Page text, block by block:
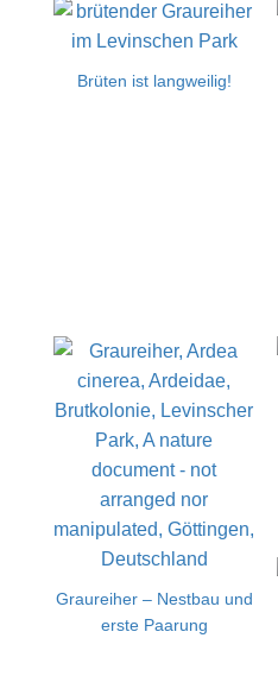
Brüten ist langweilig!
Graureiher – Nestbau und
erste Paarung